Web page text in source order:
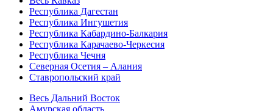
Республика Дагестан
Республика Ингушетия
Республика Кабардино-Балкария
Республика Карачаево-Черкесия
Республика Чечня
Северная Осетия – Алания
Ставропольский край
Весь Дальний Восток
Амурская область